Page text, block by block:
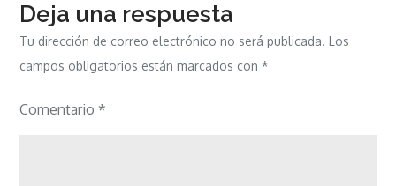
Deja una respuesta
Tu dirección de correo electrónico no será publicada. Los
campos obligatorios están marcados con*
Comentario *